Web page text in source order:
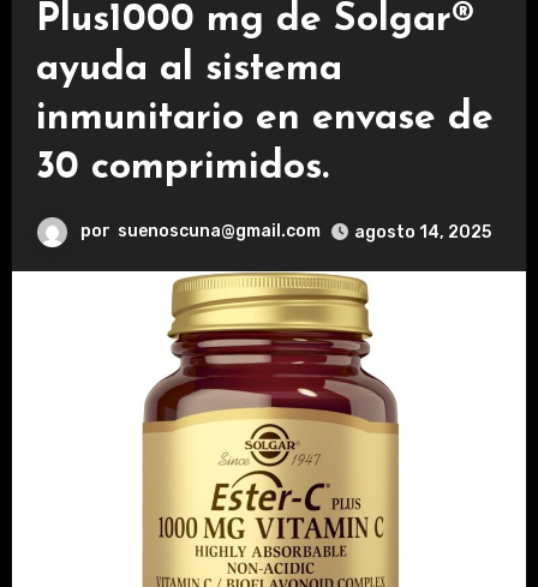
Plus1000 mg de Solgar®
ayuda al sistema
inmunitario en envase de
30 comprimidos.
por suenoscuna@gmail.com agosto 14, 2025